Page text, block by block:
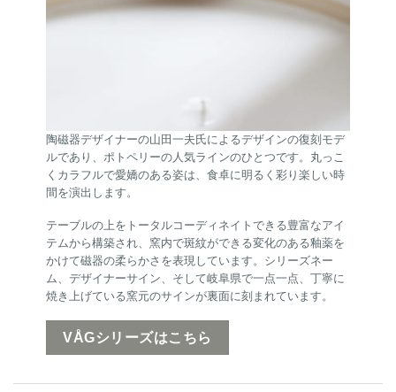
陶磁器デザイナーの山田一夫氏によるデザインの復刻モデ
ルであり、ポトペリーの人気ラインのひとつです。丸っこ
くカラフルで愛嬌のある姿は、食卓に明るく彩り楽しい時
間を演出します。
テーブルの上をトータルコーディネイトできる豊富なアイ
テムから構築され、窯内で斑紋ができる変化のある釉薬を
かけて磁器の柔らかさを表現しています。シリーズネー
ム、デザイナーサイン、そして岐阜県で一点一点、丁寧に
焼き上げている窯元のサインが裏面に刻まれています。
VÅGシリーズはこちら